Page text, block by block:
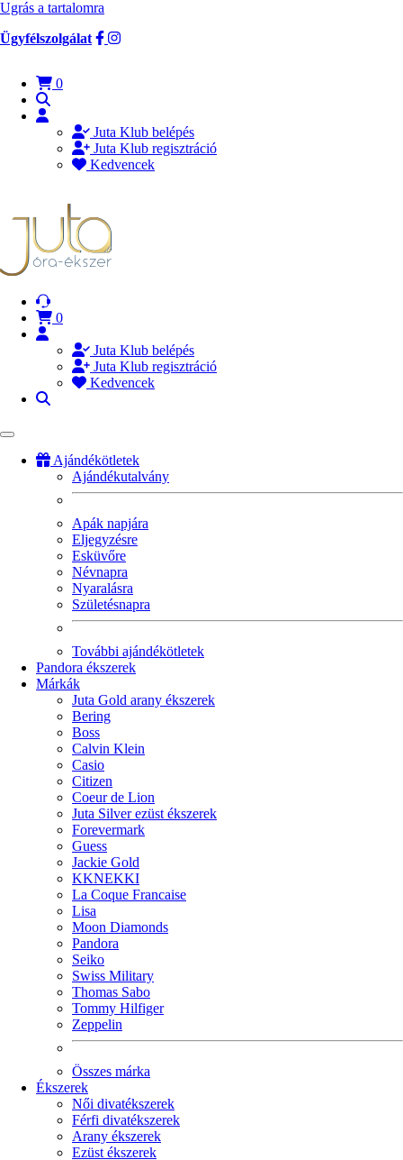
Ugrás a tartalomra
Ügyfélszolgálat
0
Juta Klub belépés
Juta Klub regisztráció
Kedvencek
0
Juta Klub belépés
Juta Klub regisztráció
Kedvencek
Ajándékötletek
Ajándékutalvány
Apák napjára
Eljegyzésre
Esküvőre
Névnapra
Nyaralásra
Születésnapra
További ajándékötletek
Pandora ékszerek
Márkák
Juta Gold arany ékszerek
Bering
Boss
Calvin Klein
Casio
Citizen
Coeur de Lion
Juta Silver ezüst ékszerek
Forevermark
Guess
Jackie Gold
KKNEKKI
La Coque Francaise
Lisa
Moon Diamonds
Pandora
Seiko
Swiss Military
Thomas Sabo
Tommy Hilfiger
Zeppelin
Összes márka
Ékszerek
Női divatékszerek
Férfi divatékszerek
Arany ékszerek
Ezüst ékszerek